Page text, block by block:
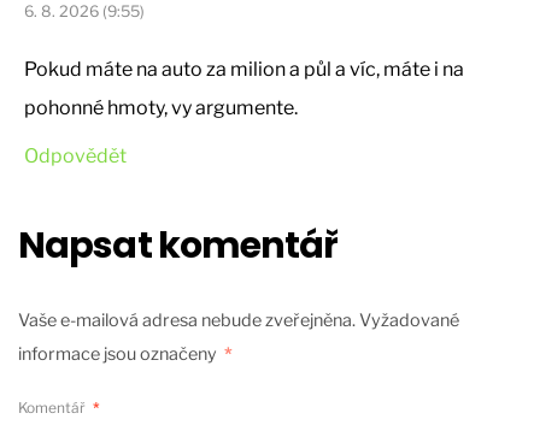
6. 8. 2026 (9:55)
Pokud máte na auto za milion a půl a víc, máte i na
pohonné hmoty, vy argumente.
Odpovědět
Napsat komentář
Vaše e-mailová adresa nebude zveřejněna.Vyžadované
informace jsou označeny *
Komentář *